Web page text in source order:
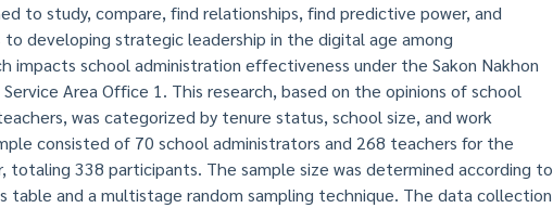
to study, compare, find relationships, find predictive power, and
developing strategic leadership in the digital age among
impacts school administration effectiveness under the Sakon Nakhon
Area Office 1. This research, based on the opinions of school
was categorized by tenure status, school size, and work
consisted of 70 school administrators and 268 teachers for the
totaling 338 participants. The sample size was determined according to
table and a multistage random sampling technique. The data collection